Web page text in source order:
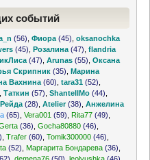
событий
(56) ,Фиора (45) ,oksanochka
(45) ,Розалина (47) ,flandria
(47) ,Arunas (55) ,Оксана
Скрипник (35) ,Марина
Вахнина (60) ,tara31 (52)
,Таткин (57) ,ShantellMo (44)
(28) ,Atelier(38) ,Анжелина
(65) ,Vera001 (59) Rita77 (49)
(36) ,Gocha80880 (46)
,Trafer (60) ,Tomik300000 (46)
(52) Маргарита Бондарева (36)